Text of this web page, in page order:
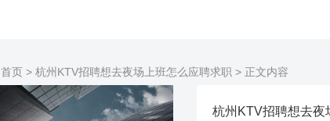
首页 > 杭州KTV招聘想去夜场上班怎么应聘求职 > 正文内容
杭州KTV招聘想去夜